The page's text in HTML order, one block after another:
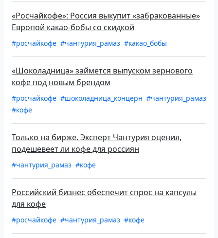
«Росчайкофе»: Россия выкупит «забракованные»
Европой какао-бобы со скидкой
#росчайкофе #чантурия_рамаз #какао_бобы
«Шоколадница» займется выпуском зернового
кофе под новым брендом
#росчайкофе #шоколадница_концерн #чантурия_рамаз
#кофе
Только на бирже. Эксперт Чантурия оценил,
подешевеет ли кофе для россиян
#чантурия_рамаз #кофе
Российский бизнес обеспечит спрос на капсулы
для кофе
#росчайкофе #чантурия_рамаз #кофе